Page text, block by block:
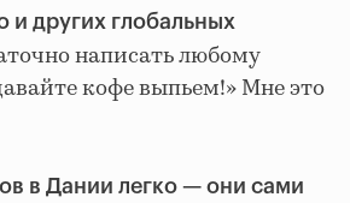
и других глобальных
написать любому
кофе выпьем!» Мне это
в Дании легко — они сами